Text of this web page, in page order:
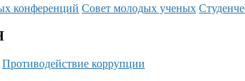
конференций Совет молодых ученых
Противодействие коррупции